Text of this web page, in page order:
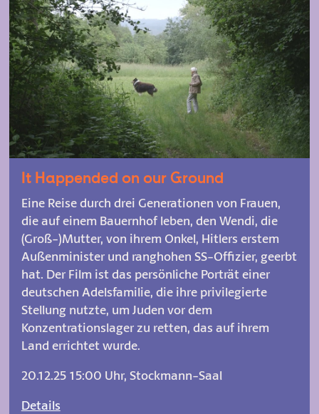
It Happended on our Ground
Eine Reise durch drei Generationen von Frauen,
die auf einem Bauernhof leben, den Wendi, die
(Groß-)Mutter, von ihrem Onkel, Hitlers erstem
Außenminister und ranghohen SS-Offizier, geerbt
hat. Der Film ist das persönliche Porträt einer
deutschen Adelsfamilie, die ihre privilegierte
Stellung nutzte, um Juden vor dem
Konzentrationslager zu retten, das auf ihrem
Land errichtet wurde.
20.12.25 15:00 Uhr, Stockmann-Saal
Details